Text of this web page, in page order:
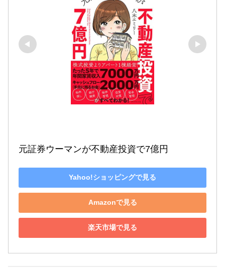
元証券ウーマンが不動産投資で7億円
Yahoo!ショッピングで見る
Amazonで見る
楽天市場で見る